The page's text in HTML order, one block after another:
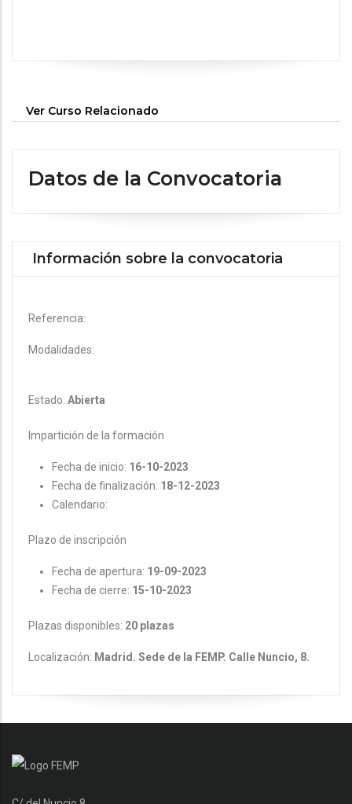
Ver Curso Relacionado
Datos de la Convocatoria
Información sobre la convocatoria
Referencia:
Modalidades:
Estado: Abierta
Impartición de la formación
Fecha de inicio: 16-10-2023
Fecha de finalización: 18-12-2023
Calendario:
Plazo de inscripción
Fecha de apertura: 19-09-2023
Fecha de cierre: 15-10-2023
Plazas disponibles: 20 plazas
Localización: Madrid. Sede de la FEMP. Calle Nuncio, 8.